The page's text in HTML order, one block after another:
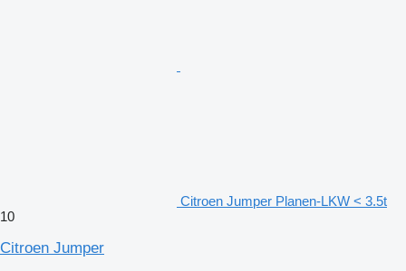
Citroen Jumper Planen-LKW < 3.5t
10
Citroen Jumper